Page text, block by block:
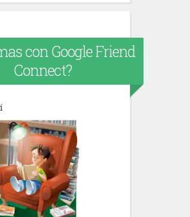
con Google Friend
Connect?